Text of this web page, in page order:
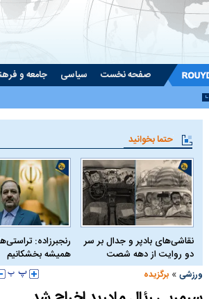
صفحه نخست سیاسی جامعه و
حتما بخوانید
نقاشی‌های بادپر و جدال بر سر
دو روایت از دهه شصت
رنجبرزاده:
همیشه بخشکانیم
ورزشی » برگزیده